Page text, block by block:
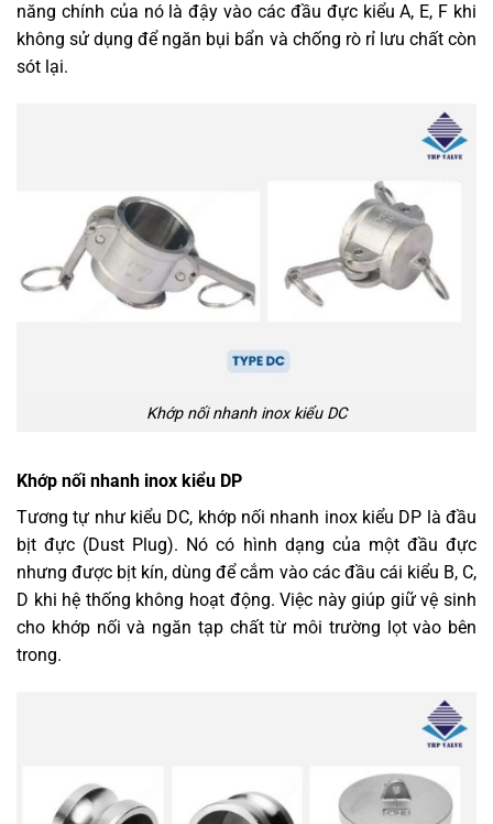
năng chính của nó là đậy vào các đầu đực kiểu A, E, F khi
không sử dụng để ngăn bụi bẩn và chống rò rỉ lưu chất còn
sót lại.
Khớp nối nhanh inox kiểu DC
Khớp nối nhanh inox kiểu DP
Tương tự như kiểu DC, khớp nối nhanh inox kiểu DP là đầu
bịt đực (Dust Plug). Nó có hình dạng của một đầu đực
nhưng được bịt kín, dùng để cắm vào các đầu cái kiểu B, C,
D khi hệ thống không hoạt động. Việc này giúp giữ vệ sinh
cho khớp nối và ngăn tạp chất từ môi trường lọt vào bên
trong.